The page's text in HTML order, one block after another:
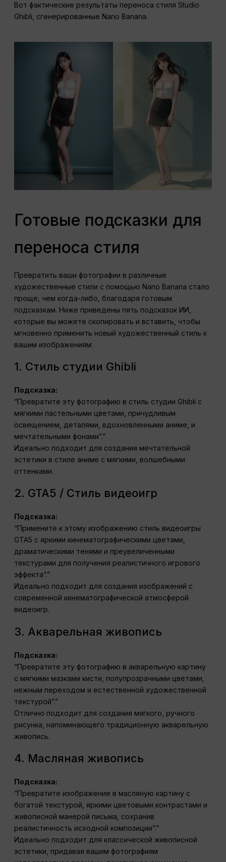
Вот фактические результаты переноса стиля Studio
Ghibli, сгенерированные Nano Banana.
Готовые подсказки для
переноса стиля
Превратить ваши фотографии в различные
художественные стили с помощью Nano Banana стало
проще, чем когда-либо, благодаря готовым
подсказкам. Ниже приведены пять подсказок ИИ,
которые вы можете скопировать и вставить, чтобы
мгновенно применить новый художественный стиль к
вашим изображениям:
1. Стиль студии Ghibli
Подсказка:
“Превратите эту фотографию в стиль студии Ghibli с
мягкими пастельными цветами, причудливым
освещением, деталями, вдохновленными аниме, и
мечтательными фонами”.”
Идеально подходит для создания мечтательной
эстетики в стиле аниме с мягкими, волшебными
оттенками.
2. GTA5 / Стиль видеоигр
Подсказка:
“Примените к этому изображению стиль видеоигры
GTA5 с яркими кинематографическими цветами,
драматическими тенями и преувеличенными
текстурами для получения реалистичного игрового
эффекта”.”
Идеально подходит для создания изображений с
современной кинематографической атмосферой
видеоигр.
3. Акварельная живопись
Подсказка:
“Превратите эту фотографию в акварельную картину
с мягкими мазками кисти, полупрозрачными цветами,
нежным переходом и естественной художественной
текстурой”.”
Отлично подходит для создания мягкого, ручного
рисунка, напоминающего традиционную акварельную
живопись.
4. Масляная живопись
Подсказка:
“Превратите изображение в масляную картину с
богатой текстурой, яркими цветовыми контрастами и
живописной манерой письма, сохранив
реалистичность исходной композиции”.”
Идеально подходит для классической живописной
эстетики, придавая вашим фотографиям